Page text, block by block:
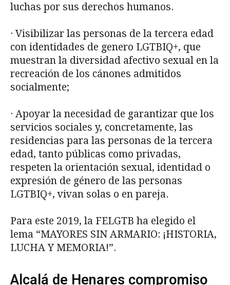
luchas por sus derechos humanos.
· Visibilizar las personas de la tercera edad
con identidades de genero LGTBIQ+, que
muestran la diversidad afectivo sexual en la
recreación de los cánones admitidos
socialmente;
· Apoyar la necesidad de garantizar que los
servicios sociales y, concretamente, las
residencias para las personas de la tercera
edad, tanto públicas como privadas,
respeten la orientación sexual, identidad o
expresión de género de las personas
LGTBIQ+, vivan solas o en pareja.
Para este 2019, la FELGTB ha elegido el
lema “MAYORES SIN ARMARIO: ¡HISTORIA,
LUCHA Y MEMORIA!”.
Alcalá de Henares compromiso